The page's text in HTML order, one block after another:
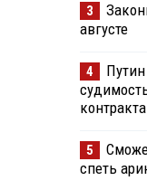
3
августе
4
5
спеть